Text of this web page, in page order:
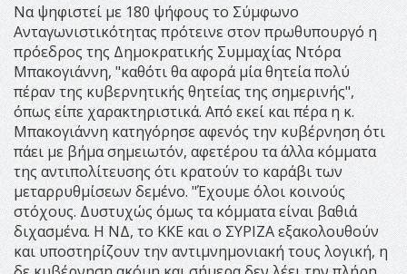
Να ψηφιστεί με 180 ψήφους το Σύμφωνο
Ανταγωνιστικότητας πρότεινε στον πρωθυπουργό η
πρόεδρος της Δημοκρατικής Συμμαχίας Ντόρα
Μπακογιάννη, "καθότι θα αφορά μία θητεία πολύ
πέραν της κυβερνητικής θητείας της σημερινής",
όπως είπε χαρακτηριστικά. Από εκεί και πέρα η κ.
Μπακογιάννη κατηγόρησε αφενός την κυβέρνηση ότι
πάει με βήμα σημειωτόν, αφετέρου τα άλλα κόμματα
της αντιπολίτευσης ότι κρατούν το καράβι των
μεταρρυθμίσεων δεμένο. "Έχουμε όλοι κοινούς
στόχους. Δυστυχώς όμως τα κόμματα είναι βαθιά
διχασμένα. Η ΝΔ, το ΚΚΕ και ο ΣΥΡΙΖΑ εξακολουθούν
και υποστηρίζουν την αντιμνημονιακή τους λογική, η